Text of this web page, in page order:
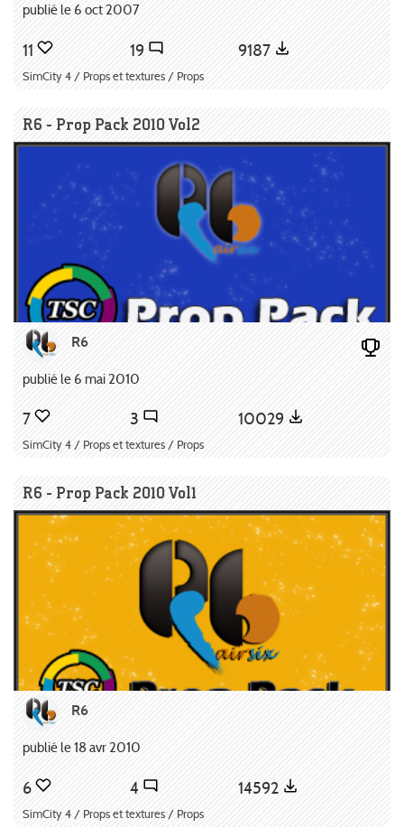
publié le 6 oct 2007
11 19 9187
SimCity 4 / Props et textures / Props
R6 - Prop Pack 2010 Vol2
R6
publié le 6 mai 2010
7 3 10029
SimCity 4 / Props et textures / Props
R6 - Prop Pack 2010 Vol1
R6
publié le 18 avr 2010
6 4 14592
SimCity 4 / Props et textures / Props